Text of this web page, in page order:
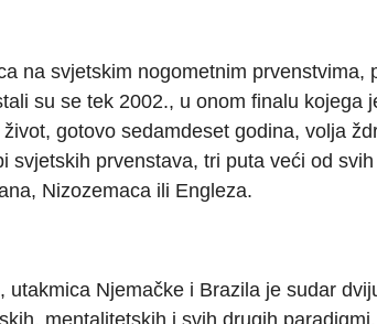
na svjetskim nogometnim prvenstvima,
su se tek 2002., u onom finalu kojega
gotovo sedamdeset godina, volja
svjetskih prvenstava, tri puta veći od
Nizozemaca ili Engleza.
utakmica Njemačke i Brazila je sudar
mentalitetskih i svih drugih